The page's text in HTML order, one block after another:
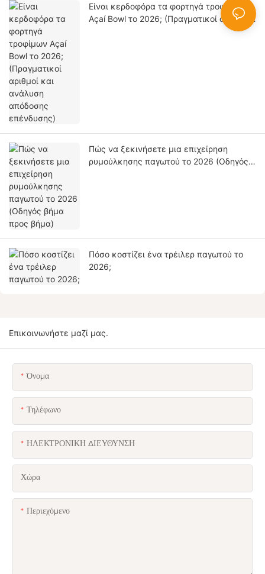
Είναι κερδοφόρα τα φορτηγά τροφίμων
Açaí Bowl το 2026; (Πραγματικοί αριθμοί
και ανάλυση απόδοσης επένδυσης)
Πώς να ξεκινήσετε μια επιχείρηση
ρυμούλκησης παγωτού το 2026 (Οδηγός
Πόσο κοστίζει ένα τρέιλερ παγωτού το
2026;
Επικοινωνήστε μαζί μας.
Όνομα
Τηλέφωνο
ΗΛΕΚΤΡΟΝΙΚΗ ΔΙΕΥΘΥΝΣΗ
Χώρα
Περιεχόμενο